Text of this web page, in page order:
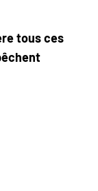
tous ces